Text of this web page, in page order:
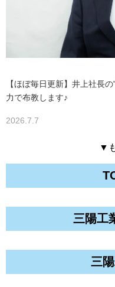
【ほぼ毎日更新】井上社長
力で布教します♪
2026.7.7
▼
三陽工
三